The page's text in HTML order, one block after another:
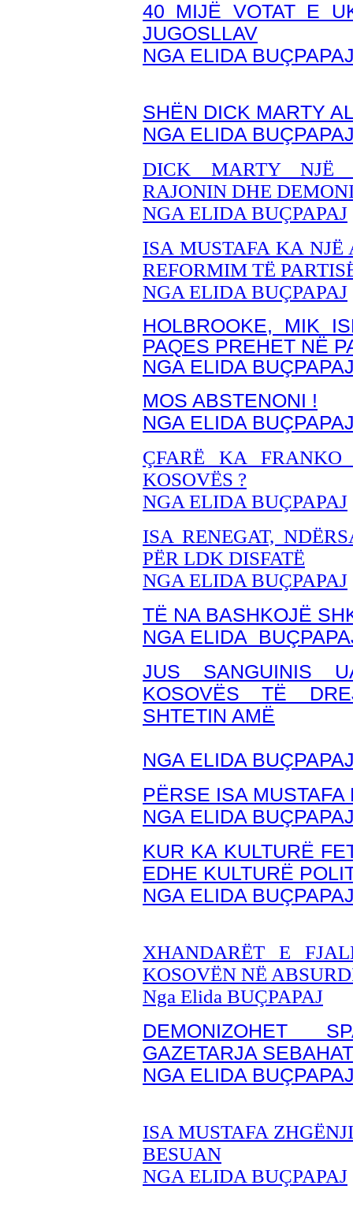
40 MIJË VOTAT E
JUGOSLLAV
NGA ELIDA
SHËN DICK MARTY
NGA ELIDA
DICK MARTY NJË
RAJONIN DHE
NGA ELIDA BUÇPAPAJ
ISA MUSTAFA KA NJË
REFORMIM TË
NGA ELIDA BUÇPAPAJ
HOLBROOKE, MIK
PAQES PREHET NË
NGA ELIDA
MOS ABSTENONI !
NGA ELIDA
ÇFARË KA FRANKO
KOSOVËS ?
NGA ELIDA BUÇPAPAJ
ISA RENEGAT,
PËR LDK DISFATË
NGA ELIDA BUÇPAPAJ
TË NA BASHKOJË
NGA ELIDA
JUS SANGUINIS
KOSOVËS TË
SHTETIN AMË
NGA ELIDA
PËRSE ISA
NGA ELIDA
KUR KA KULTURË
EDHE KULTURË
NGA ELIDA
XHANDARËT E
KOSOVËN NË
Nga Elida BUÇPAPAJ
DEMONIZOHET
GAZETARJA
NGA ELIDA
ISA MUSTAFA
BESUAN
NGA ELIDA BUÇPAPAJ